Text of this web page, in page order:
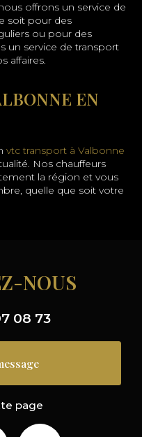
offrons un service de
soit pour des
ou pour des
un service de transport
affaires.
EN
vtc transport à Valbonne
Nos chauffeurs
la région et vous
quelle que soit votre
NOUS
08 73
page